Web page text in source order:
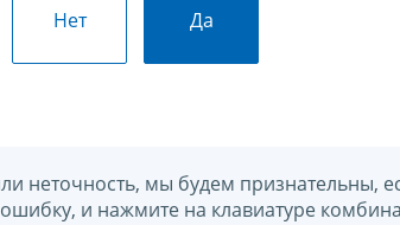
Нет Да
неточность, мы будем признательны,
и нажмите на клавиатуре